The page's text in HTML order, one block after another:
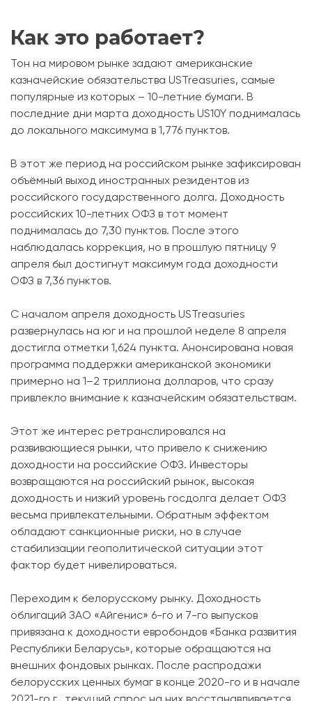
Как это работает?
Тон на мировом рынке задают американские
казначейские обязательства USTreasuries, самые
популярные из которых – 10-летние бумаги. В
последние дни марта доходность US10Y поднималась
до локального максимума в 1,776 пунктов.
В этот же период на российском рынке зафиксирован
объёмный выход иностранных резидентов из
российского государственного долга. Доходность
российских 10-летних ОФЗ в тот момент
поднималась до 7,30 пунктов. После этого
наблюдалась коррекция, но в прошлую пятницу 9
апреля был достигнут максимум года доходности
ОФЗ в 7,36 пунктов.
С началом апреля доходность USTreasuries
развернулась на юг и на прошлой неделе 8 апреля
достигла отметки 1,624 пункта. Анонсирована новая
программа поддержки американской экономики
примерно на 1–2 триллиона долларов, что сразу
привлекло внимание к казначейским обязательствам.
Этот же интерес ретранслировался на
развивающиеся рынки, что привело к снижению
доходности на российские ОФЗ. Инвесторы
возвращаются на российский рынок, высокая
доходность и низкий уровень госдолга делает ОФЗ
весьма привлекательными. Обратным эффектом
обладают санкционные риски, но в случае
стабилизации геополитической ситуации этот
фактор будет нивелироваться.
Переходим к белорусскому рынку. Доходность
облигаций ЗАО «Айгенис» 6-го и 7-го выпусков
привязана к доходности евробондов «Банка развития
Республики Беларусь», которые обращаются на
внешних фондовых рынках. После распродажи
белорусских ценных бумаг в конце 2020-го и в начале